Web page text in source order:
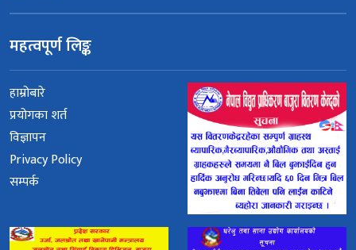
महत्वपूर्ण लिङ्क
हाम्रोबारे
प्रयोगका शर्त
विज्ञापन
Privacy Policy
सम्पर्क